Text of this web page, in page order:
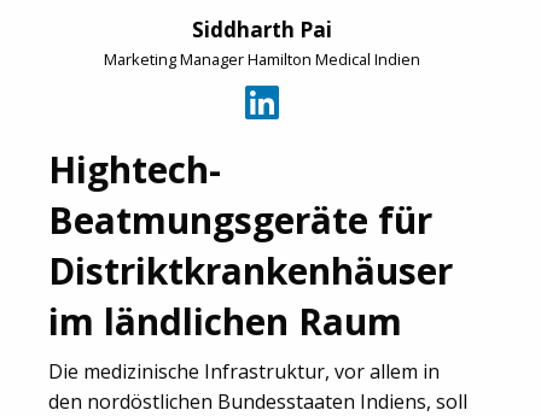
Siddharth Pai
Marketing Manager Hamilton Medical Indien
Hightech-
Beatmungsgeräte für
Distriktkrankenhäuser
im ländlichen Raum
Die medizinische Infrastruktur, vor allem in
den nordöstlichen Bundesstaaten Indiens, soll